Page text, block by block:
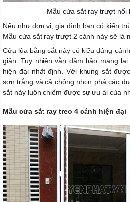
Mẫu cửa sắt ray trượt nổi
Nếu như đơn vị, gia đình bạn có kiến
Mẫu cửa sắt ray trượt 2 cánh này sẽ là
Cửa lùa bằng sắt này có kiểu dáng
giản. Tuy nhiên vẫn đảm bảo mang
hiện đại nhất định. Với khung sắt
sơn trắng và cả chông nhọn phá các
sắt này luôn chiếm được sự ưu ái của
Mẫu cửa sắt ray treo 4 cánh hiện đại